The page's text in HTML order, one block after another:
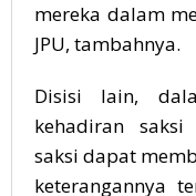
mereka dalam
JPU, tambahnya.
Disisi lain,
kehadiran saksi
saksi dapat
keterangannya